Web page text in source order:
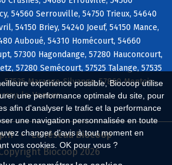
expérience possible, Biocoop utilise
une performance optimale du site, pour
afin d'analyser le trafic et la performance
une navigation personnalisée en toute
changer d'avis à tout moment en
vos cookies. OK pour vous ?
54560 Serrouville, 54750 Trieux, 54640
54150 Briey, 54240 Joeuf, 54150 Mance,
Auboué, 54310 Homécourt, 54660
57300 Hagondange, 57280 Hauconcourt,
57280 Semécourt, 57525 Talange, 57535
57535 Marange-Silvange, 57860 Montois-
le-Veneur
Le réseau Biocoop
Biocoop 2026